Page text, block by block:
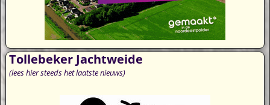
Tollebeker Jachtweide
(lees hier steeds het laatste nieuws)